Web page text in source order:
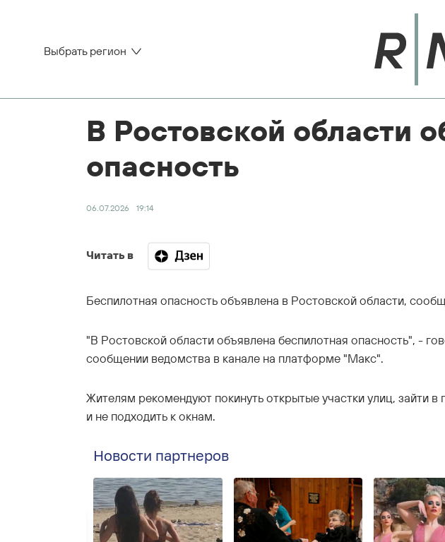
Выбрать регион
В Ростовской области
опасность
06.07.2026 19:14
Читать в
Беспилотная опасность объявлена в Ростовской области,
"В Ростовской области объявлена беспилотная опасность", -
сообщении ведомства в канале на платформе "Макс".
Жителям рекомендуют покинуть открытые участки улиц, зайти
и не подходить к окнам.
Новости партнеров